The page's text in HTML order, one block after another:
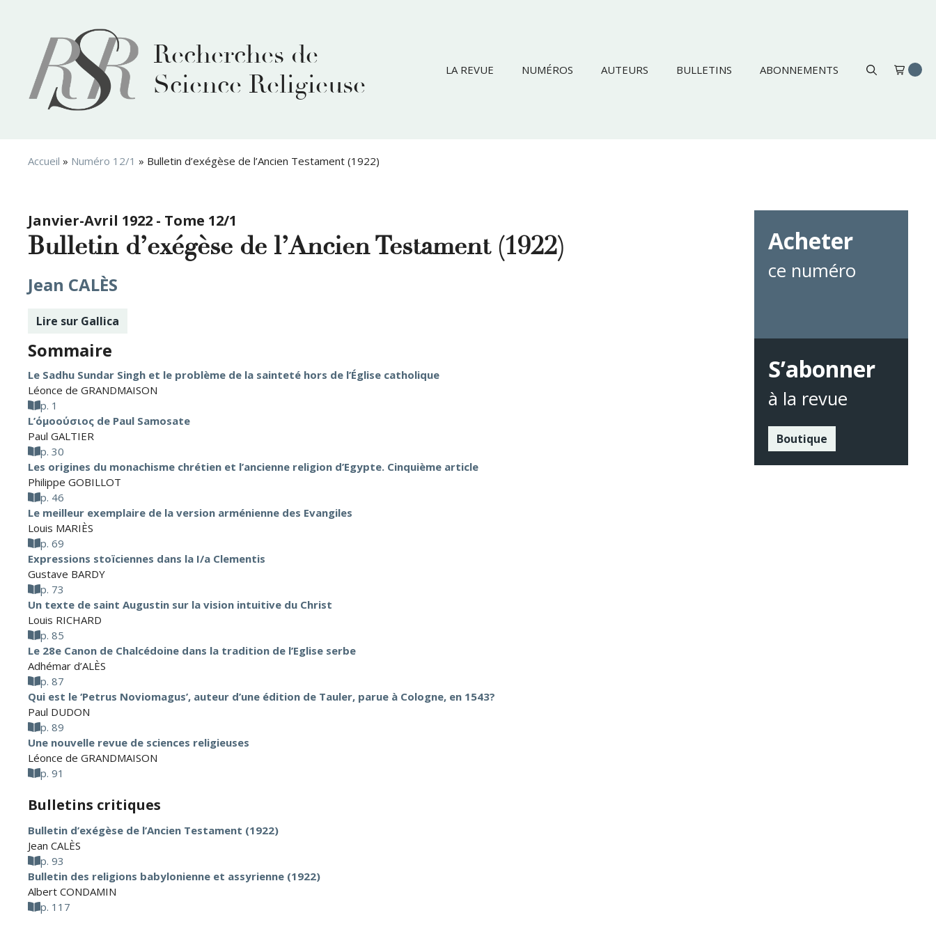
Recherches de
Science Religieuse
LA REVUE NUMÉROS AUTEURS BULLETINS ABONNEMENTS
Accueil » Numéro 12/1 » Bulletin d’exégèse de l’Ancien Testament (1922)
Janvier-Avril 1922 - Tome 12/1
Bulletin d’exégèse de l’Ancien Testament (1922)
Jean CALÈS
Lire sur Gallica
Sommaire
Le Sadhu Sundar Singh et le problème de la sainteté hors de l’Église catholique
Léonce de GRANDMAISON
p. 1
L’όμοούσιος de Paul Samosate
Paul GALTIER
p. 30
Les origines du monachisme chrétien et l’ancienne religion d’Egypte. Cinquième article
Philippe GOBILLOT
p. 46
Le meilleur exemplaire de la version arménienne des Evangiles
Louis MARIÈS
p. 69
Expressions stoïciennes dans la I/a Clementis
Gustave BARDY
p. 73
Un texte de saint Augustin sur la vision intuitive du Christ
Louis RICHARD
p. 85
Le 28e Canon de Chalcédoine dans la tradition de l’Eglise serbe
Adhémar d’ALÈS
p. 87
Qui est le ‘Petrus Noviomagus’, auteur d’une édition de Tauler, parue à Cologne, en 1543?
Paul DUDON
p. 89
Une nouvelle revue de sciences religieuses
Léonce de GRANDMAISON
p. 91
Bulletins critiques
Bulletin d’exégèse de l’Ancien Testament (1922)
Jean CALÈS
p. 93
Bulletin des religions babylonienne et assyrienne (1922)
Albert CONDAMIN
p. 117
Acheter
ce numéro
S’abonner
à la revue
Boutique